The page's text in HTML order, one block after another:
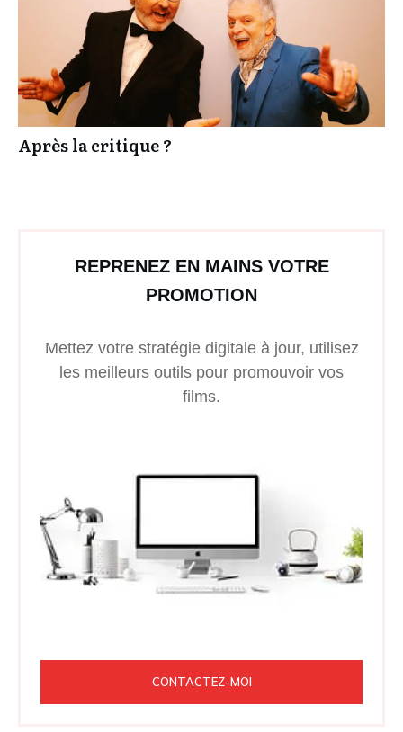
Après la critique ?
REPRENEZ EN MAINS VOTRE
PROMOTION
Mettez votre stratégie digitale à jour, utilisez
les meilleurs outils pour promouvoir vos
films.
CONTACTEZ-MOI